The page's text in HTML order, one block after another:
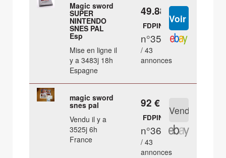
Magic sword
SUPER
NINTENDO
SNES PAL
Esp
Mise en ligne il
y a 3483j 18h
Espagne
49.88 €
FDPIN
n°35
/ 43
annonces
magic sword
snes pal
Vendu il y a
3525j 6h
France
92 €
FDPIN
n°36
/ 43
annonces